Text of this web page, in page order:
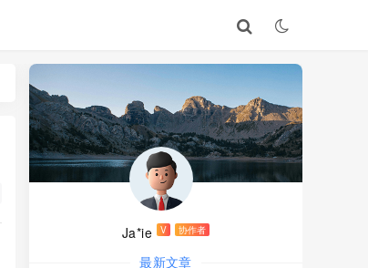
Ja*ie V 协作者
最新文章